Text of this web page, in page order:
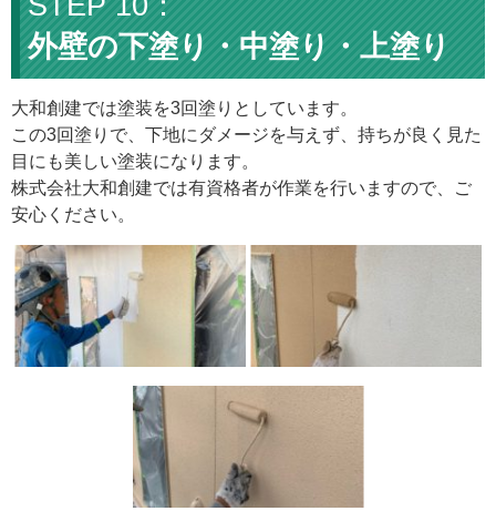
外壁の下塗り・中塗り・上塗り
大和創建では塗装を3回塗りとしています。
この3回塗りで、下地にダメージを与えず、持ちが良く見た
目にも美しい塗装になります。
株式会社大和創建では有資格者が作業を行いますので、ご
安心ください。